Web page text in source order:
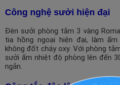
Công nghệ sưởi hiện đại
Đèn sưởi phòng tắm 3 vàng
tia hồng ngoại hiện đại, làm
không đốt cháy oxy. Với phòng
sưởi ấm nhiệt độ phòng lên đến
ngắn.